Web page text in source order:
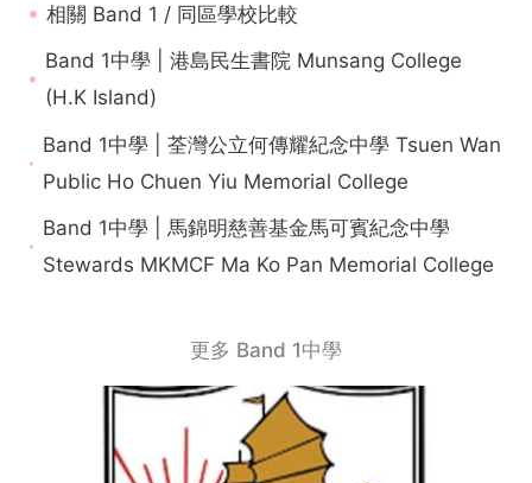
相關 Band 1 / 同區學校比較
Band 1中學 | 港島民生書院 Munsang College
(H.K Island)
Band 1中學 | 荃灣公立何傳耀紀念中學 Tsuen Wan
Public Ho Chuen Yiu Memorial College
Band 1中學 | 馬錦明慈善基金馬可賓紀念中學
Stewards MKMCF Ma Ko Pan Memorial College
更多 Band 1中學